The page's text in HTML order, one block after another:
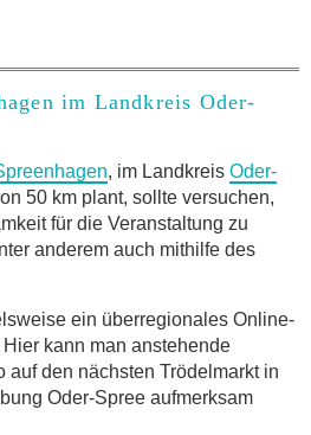
im Landkreis Oder-
, im Landkreis Oder-
50 km plant, sollte versuchen,
für die Veranstaltung zu
anderem auch mithilfe des
ein überregionales Online-
kann man anstehende
auf den nächsten Trödelmarkt in
Oder-Spree aufmerksam